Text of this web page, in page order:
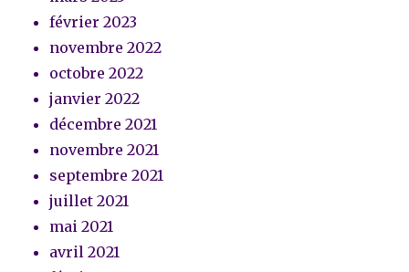
février 2023
novembre 2022
octobre 2022
janvier 2022
décembre 2021
novembre 2021
septembre 2021
juillet 2021
mai 2021
avril 2021